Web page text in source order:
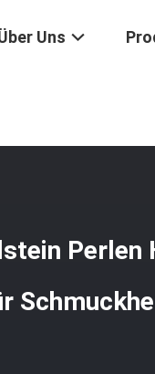
Uns
Perlen